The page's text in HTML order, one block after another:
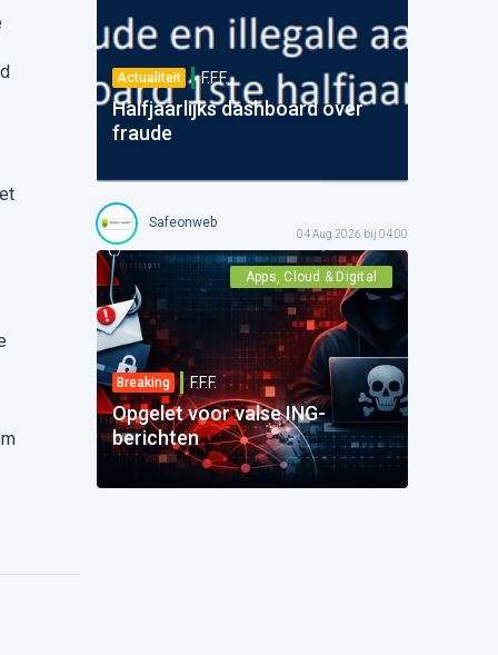
Actualiteit F.F.F.
Halfjaarlijks dashboard over
fraude
Safeonweb
04 Aug 2026 bij 04:00
Apps, Cloud & Digital
Breaking F.F.F.
Opgelet voor valse ING-
berichten